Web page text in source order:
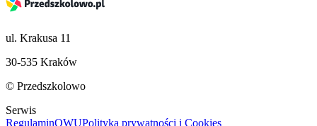
ul. Krakusa 11
30-535 Kraków
© Przedszkolowo
Serwis
RegulaminOWUPolityka prywatności i Cookies